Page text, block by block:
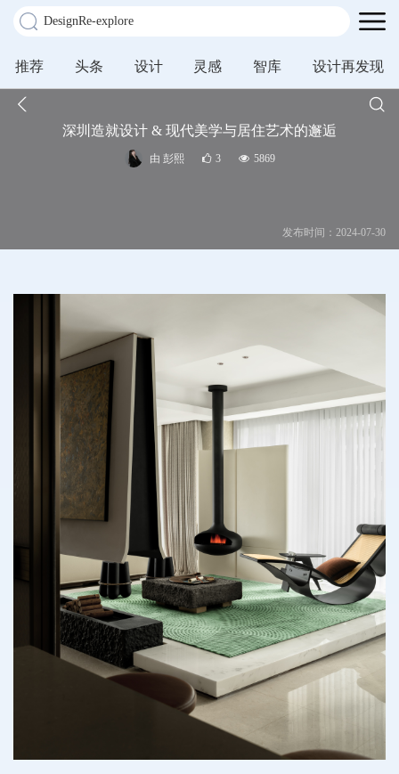
推荐 头条 设计 灵感 智库 设计再发现
深圳造就设计 & 现代美学与居住艺术的邂逅
由 彭熙 3 5869
发布时间：2024-07-30